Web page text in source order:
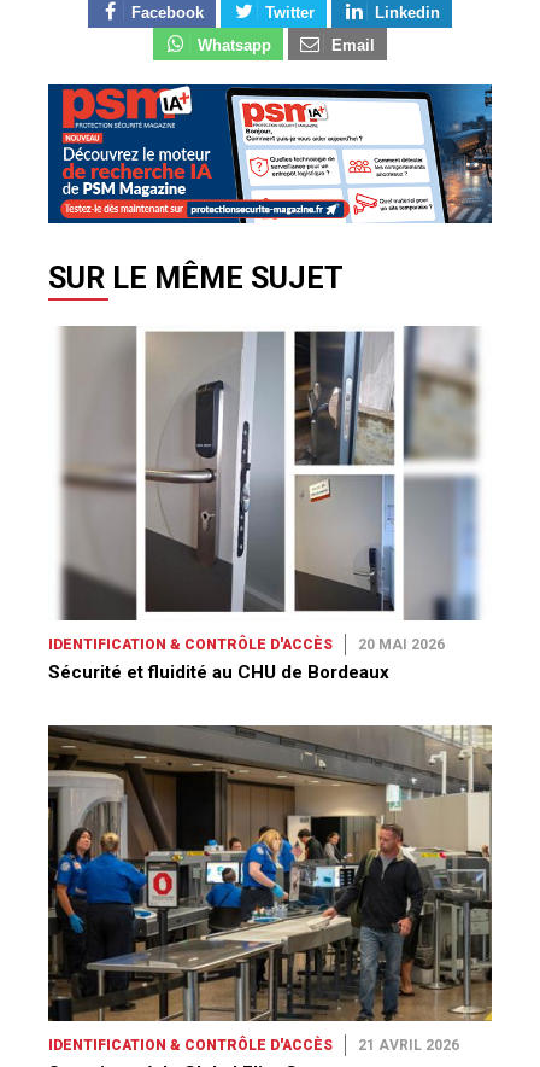
Facebook Twitter
Linkedin
Whatsapp
Email
SUR LE MÊME SUJET
IDENTIFICATION & CONTRÔLE D'ACCÈS 20 MAI 2026
Sécurité et fluidité au CHU de Bordeaux
IDENTIFICATION & CONTRÔLE D'ACCÈS 21 AVRIL 2026